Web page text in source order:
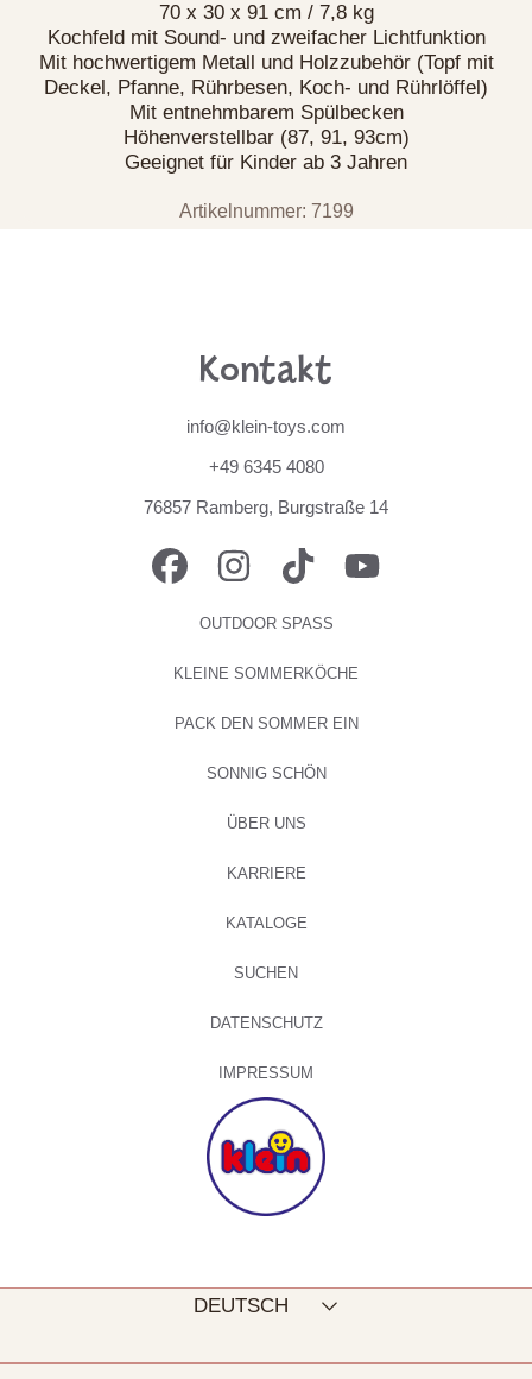
70 x 30 x 91 cm / 7,8 kg
Kochfeld mit Sound- und zweifacher Lichtfunktion
Mit hochwertigem Metall und Holzzubehör (Topf mit
Deckel, Pfanne, Rührbesen, Koch- und Rührlöffel)
Mit entnehmbarem Spülbecken
Höhenverstellbar (87, 91, 93cm)
Geeignet für Kinder ab 3 Jahren
Artikelnummer: 7199
Kontakt
info@klein-toys.com
+49 6345 4080
76857 Ramberg, Burgstraße 14
FACEBOOKINSTAGRAMTIKTOK
OUTDOOR SPASS
KLEINE SOMMERKÖCHE
PACK DEN SOMMER EIN
SONNIG SCHÖN
ÜBER UNS
KARRIERE
KATALOGE
SUCHEN
DATENSCHUTZ
IMPRESSUM
DEUTSCH